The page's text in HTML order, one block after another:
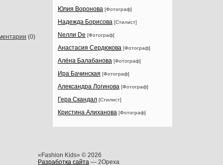
(0)
Юлия Воронова [Фотограф]
Надежда Борисова [Стилист]
Nелли Dе [Фотограф]
Анастасия Сердюкова [Фотограф]
Алёна Балабанова [Фотограф]
Ира Бачинская [Фотограф]
Александра Логинова [Фотограф]
Гера Скандал [Стилист]
Кристина Алиханова [Фотограф]
«Fashion Kids» © 2026
Разработка сайта — 2Opexa